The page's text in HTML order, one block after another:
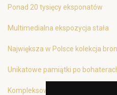
Ponad 20 tysięcy eksponatów
Multimedialna ekspozycja stała
Największa w Polsce kolekcja
Unikatowe pamiątki po
Kompleksowa oferta edukacyjna